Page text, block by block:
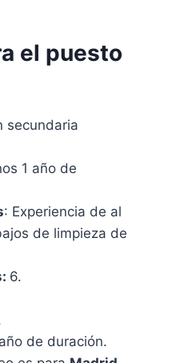
el puesto
secundaria
1 año de
: Experiencia de al
de limpieza de
6.
de duración.